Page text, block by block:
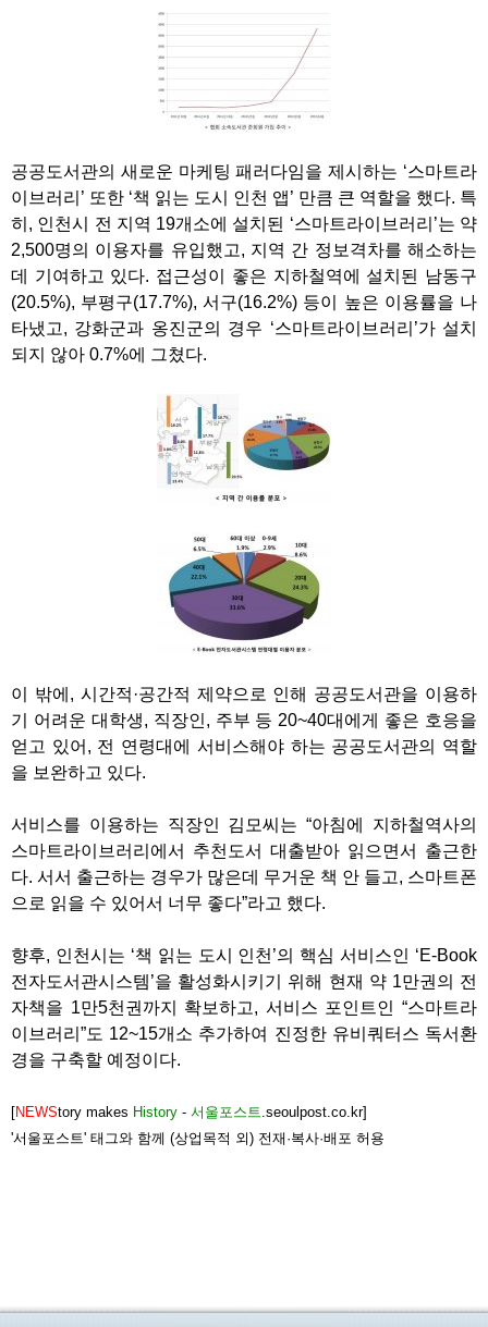
공공도서관의 새로운 마케팅 패러다임을 제시하는 ‘스마트라
이브러리’ 또한 ‘책 읽는 도시 인천 앱’ 만큼 큰 역할을 했다. 특
히, 인천시 전 지역 19개소에 설치된 ‘스마트라이브러리’는 약
2,500명의 이용자를 유입했고, 지역 간 정보격차를 해소하는
데 기여하고 있다. 접근성이 좋은 지하철역에 설치된 남동구
(20.5%), 부평구(17.7%), 서구(16.2%) 등이 높은 이용률을 나
타냈고, 강화군과 옹진군의 경우 ‘스마트라이브러리’가 설치
되지 않아 0.7%에 그쳤다.
이 밖에, 시간적·공간적 제약으로 인해 공공도서관을 이용하
기 어려운 대학생, 직장인, 주부 등 20~40대에게 좋은 호응을
얻고 있어, 전 연령대에 서비스해야 하는 공공도서관의 역할
을 보완하고 있다.
서비스를 이용하는 직장인 김모씨는 “아침에 지하철역사의
스마트라이브러리에서 추천도서 대출받아 읽으면서 출근한
다. 서서 출근하는 경우가 많은데 무거운 책 안 들고, 스마트폰
으로 읽을 수 있어서 너무 좋다”라고 했다.
향후, 인천시는 ‘책 읽는 도시 인천’의 핵심 서비스인 ‘E-Book
전자도서관시스템’을 활성화시키기 위해 현재 약 1만권의 전
자책을 1만5천권까지 확보하고, 서비스 포인트인 “스마트라
이브러리”도 12~15개소 추가하여 진정한 유비쿼터스 독서환
경을 구축할 예정이다.
[NEWStory makes History - 서울포스트.seoulpost.co.kr]
'서울포스트' 태그와 함께 (상업목적 외) 전재·복사·배포 허용